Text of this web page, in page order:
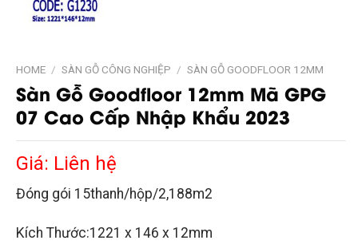
HOME / SÀN GỖ CÔNG NGHIỆP / SÀN GỖ GOODFLOOR 12MM
Sàn Gỗ Goodfloor 12mm Mã GPG
07 Cao Cấp Nhập Khẩu 2023
Giá: Liên hệ
Đóng gói 15thanh/hộp/2,188m2
Kích Thước:1221 x 146 x 12mm